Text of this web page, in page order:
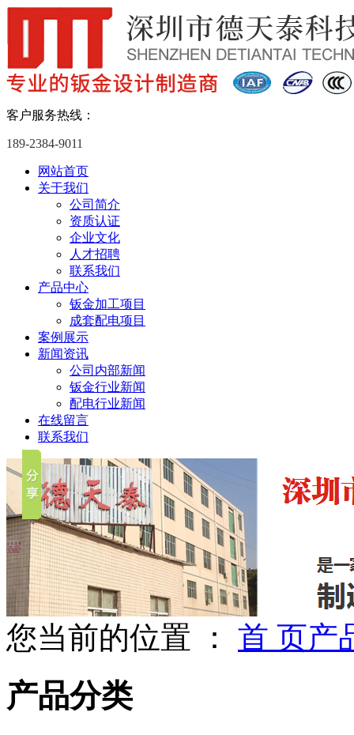
客户服务热线：
189-2384-9011
网站首页
关于我们
公司简介
资质认证
企业文化
人才招聘
联系我们
产品中心
钣金加工项目
成套配电项目
案例展示
新闻资讯
公司内部新闻
钣金行业新闻
配电行业新闻
在线留言
联系我们
您当前的位置 ： 首 页产
产品分类